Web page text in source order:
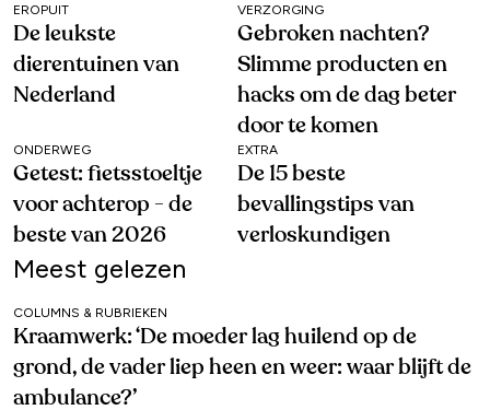
EROPUIT
De leukste
dierentuinen van
Nederland
VERZORGING
Gebroken nachten?
Slimme producten en
hacks om de dag beter
door te komen
ONDERWEG
Getest: fietsstoeltje
voor achterop - de
beste van 2026
EXTRA
De 15 beste
bevallingstips van
verloskundigen
Meest gelezen
COLUMNS & RUBRIEKEN
Kraamwerk: ‘De moeder lag huilend op de
grond, de vader liep heen en weer: waar blijft de
ambulance?’